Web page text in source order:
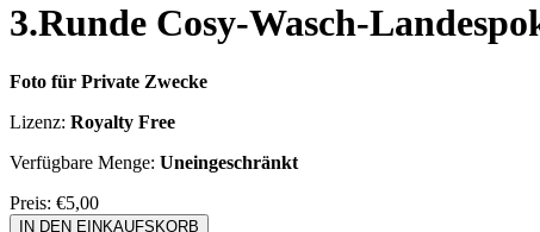
3.Runde Cosy-Wasch-
Foto für Private Zwecke
Lizenz: Royalty Free
Verfügbare Menge: Uneingeschränkt
Preis: €5,00